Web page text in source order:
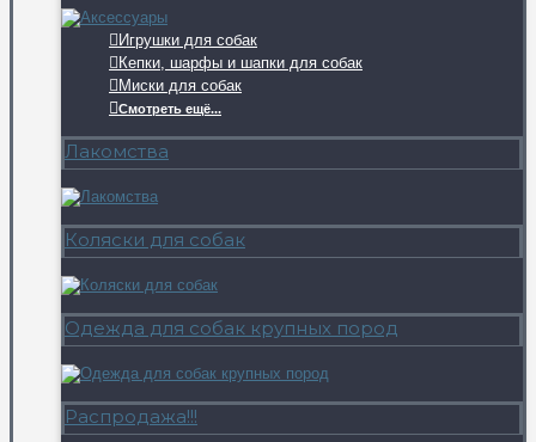
Игрушки для собак
Кепки, шарфы и шапки для собак
Миски для собак
Смотреть ещё...
Лакомства
Коляски для собак
Одежда для собак крупных пород
Распродажа!!!